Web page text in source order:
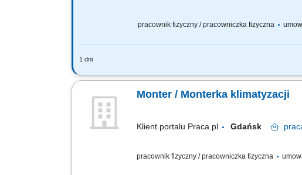
pracownik fizyczny / pracowniczka fizyczna
1 dni
(praca mobilna) Dostępne lokalizacje: Poznań
Monter / Monterka klimatyzacji
Klient portalu Praca.pl Gdańsk
pracownik fizyczny / pracowniczka fizyczna